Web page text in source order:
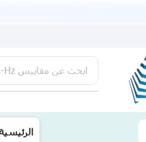
ابحث عن مقاييس V-A-Hz
يتوفر لدينا توصيل الى